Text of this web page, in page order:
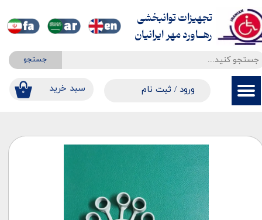
جستجو
۰ ​​سبد خرید ورود / ثبت نام
حساب کاربری من
سفارشات
خروج از حساب کاربری
تجهیزات توانبخشی
​​​​​​​رهــاورد مهر ایرانیان